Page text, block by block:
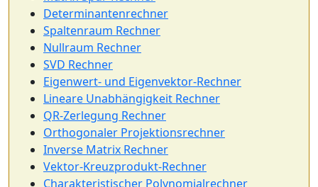
Determinantenrechner
Spaltenraum Rechner
Nullraum Rechner
SVD Rechner
Eigenwert- und Eigenvektor-Rechner
Lineare Unabhängigkeit Rechner
QR-Zerlegung Rechner
Orthogonaler Projektionsrechner
Inverse Matrix Rechner
Vektor-Kreuzprodukt-Rechner
Charakteristischer Polynomialrechner